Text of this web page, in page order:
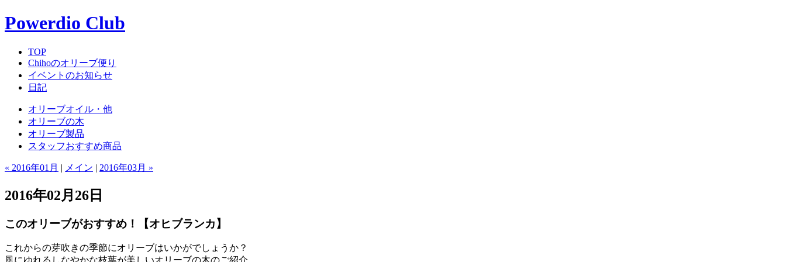
Powerdio Club
TOP
Chihoのオリーブ便り
イベントのお知らせ
日記
オリーブオイル・他
オリーブの木
オリーブ製品
スタッフおすすめ商品
« 2016年01月 | メイン | 2016年03月 »
2016年02月26日
このオリーブがおすすめ！【オヒブランカ】
これからの芽吹きの季節にオリーブはいかがでしょうか？